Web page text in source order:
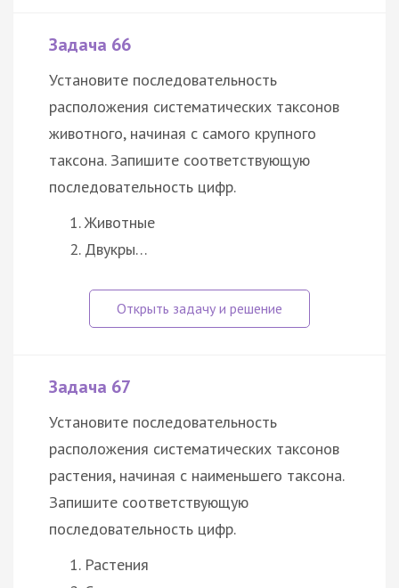
Задача 66
Установите последовательность
расположения систематических таксонов
животного, начиная с самого крупного
таксона. Запишите соответствующую
последовательность цифр.
Животные
Двукры…
Задача 67
Установите последовательность
расположения систематических таксонов
растения, начиная с наименьшего таксона.
Запишите соответствующую
последовательность цифр.
Растения